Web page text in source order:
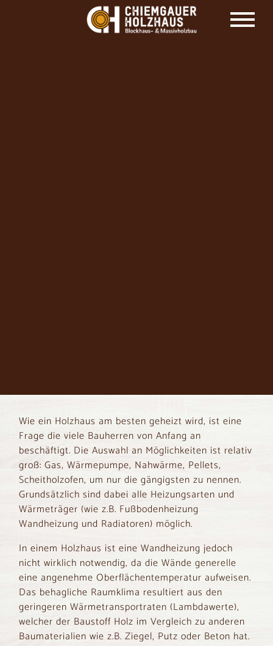
HOLZHAUS HERSTELLER CHIEMGAUER
HOLZHAUS
Wie ein Holzhaus am besten geheizt wird, ist eine
Frage die viele Bauherren von Anfang an
beschäftigt. Die Auswahl an Möglichkeiten ist relativ
groß: Gas, Wärmepumpe, Nahwärme, Pellets,
Scheitholzofen, um nur die gängigsten zu nennen.
Grundsätzlich sind dabei alle Heizungsarten und
Wärmeträger (wie z.B. Fußbodenheizung
Wandheizung und Radiatoren) möglich.
In einem Holzhaus ist eine Wandheizung jedoch
nicht wirklich notwendig, da die Wände generelle
eine angenehme Oberflächentemperatur aufweisen.
Das behagliche Raumklima resultiert aus den
geringeren Wärmetransportraten (Lambdawerte),
welcher der Baustoff Holz im Vergleich zu anderen
Baumaterialien wie z.B. Ziegel, Putz oder Beton hat.